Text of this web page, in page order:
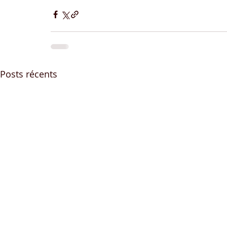
Posts récents